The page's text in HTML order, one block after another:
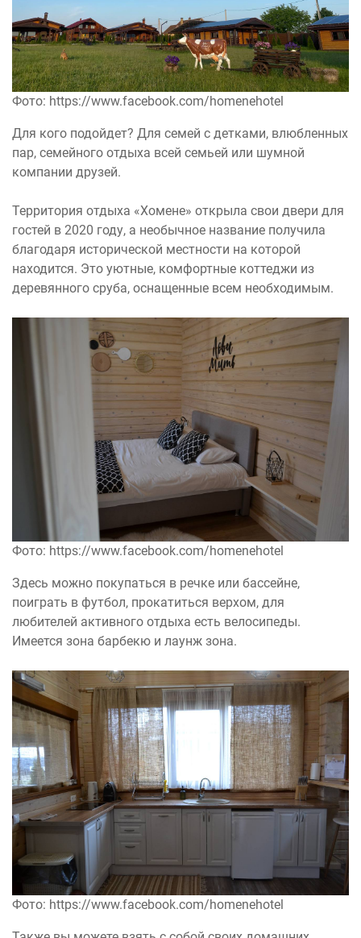
Фото: https://www.facebook.com/homenehotel
Для кого подойдет? Для семей с детками, влюбленных
пар, семейного отдыха всей семьей или шумной
компании друзей.
Территория отдыха «Хомене» открыла свои двери для
гостей в 2020 году, а необычное название получила
благодаря исторической местности на которой
находится. Это уютные, комфортные коттеджи из
деревянного сруба, оснащенные всем необходимым.
Фото: https://www.facebook.com/homenehotel
Здесь можно покупаться в речке или бассейне,
поиграть в футбол, прокатиться верхом, для
любителей активного отдыха есть велосипеды.
Имеется зона барбекю и лаунж зона.
Фото: https://www.facebook.com/homenehotel